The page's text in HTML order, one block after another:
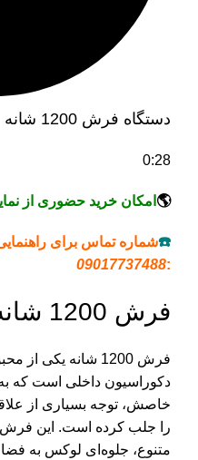
دستگاه فرش 1200 شانه
0:28
🌎 امکان خرید حضوری از
☎️شماره تماس برای
:
09017737488
فرش 1200 شانه
فرش 1200 شانه یکی
دکوراسیون داخلی است که
خاصش، توجه بسیاری از
را جلب کرده است. این فرش
متنوع، جلوه‌ای لوکس به